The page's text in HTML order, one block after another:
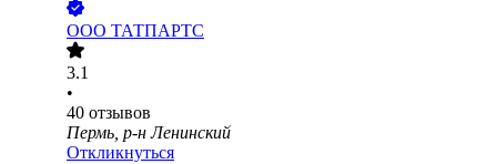
ООО ТАТПАРТС
3.1
•
40 отзывов
Пермь, р-н Ленинский
Откликнуться